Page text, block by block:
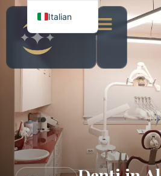
Italian
English